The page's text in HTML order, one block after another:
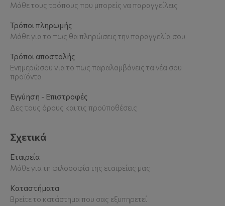
Μάθε τους τρόπους που μπορείς να παραγγείλεις
Τρόποι πληρωμής
Μάθε για το πως θα πληρώσεις την παραγγελία σου
Τρόποι αποστολής
Ενημερώσου για το πως παραλαμβάνεις τα νέα σου
προϊόντα
Εγγύηση - Επιστροφές
Δες τους όρους και τις προϋποθέσεις
Σχετικά
Εταιρεία
Μάθε για τη φιλοσοφία της εταιρείας μας
Καταστήματα
Βρείτε το κατάστημα που σας εξυπηρετεί